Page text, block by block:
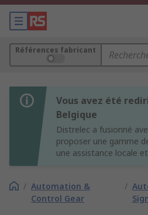
Références fabricant
Vous avez été
Belgique
Distrelec a fusionné
proposer une gamme
une assistance locale
/ Automation &
Control Gear
/